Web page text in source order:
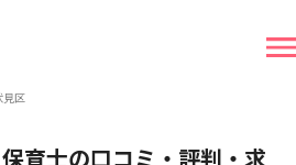
見区
保育士の口コミ・評判・求